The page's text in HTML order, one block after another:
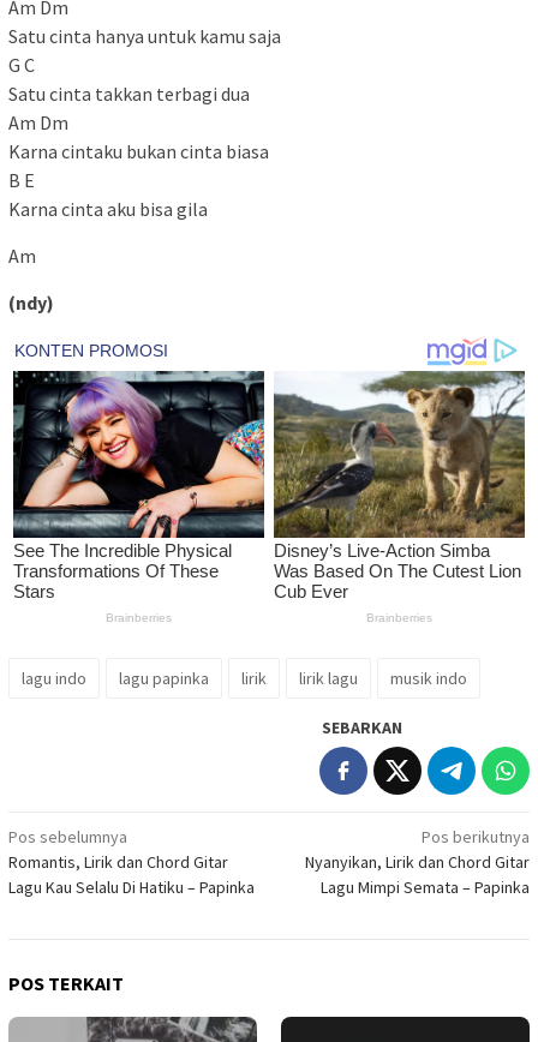
Am Dm
Satu cinta hanya untuk kamu saja
G C
Satu cinta takkan terbagi dua
Am Dm
Karna cintaku bukan cinta biasa
B E
Karna cinta aku bisa gila
Am
(ndy)
lagu indo lagu papinka lirik lirik lagu musik indo
SEBARKAN
Navigasi
pos
Pos sebelumnya
Romantis, Lirik dan Chord Gitar
Lagu Kau Selalu Di Hatiku – Papinka
Pos berikutnya
Nyanyikan, Lirik dan Chord Gitar
Lagu Mimpi Semata – Papinka
POS TERKAIT